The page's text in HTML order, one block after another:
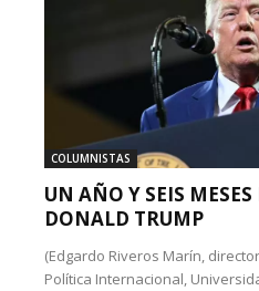
COLUMNISTAS
UN AÑO Y SEIS
DONALD TRUMP
(Edgardo Riveros Marín,
Política Internacional,